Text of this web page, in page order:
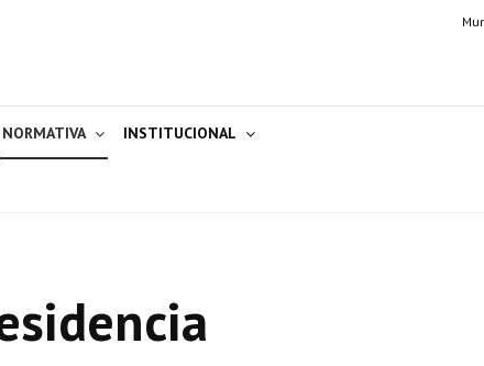
NORMATIVA INSTITUCIONAL